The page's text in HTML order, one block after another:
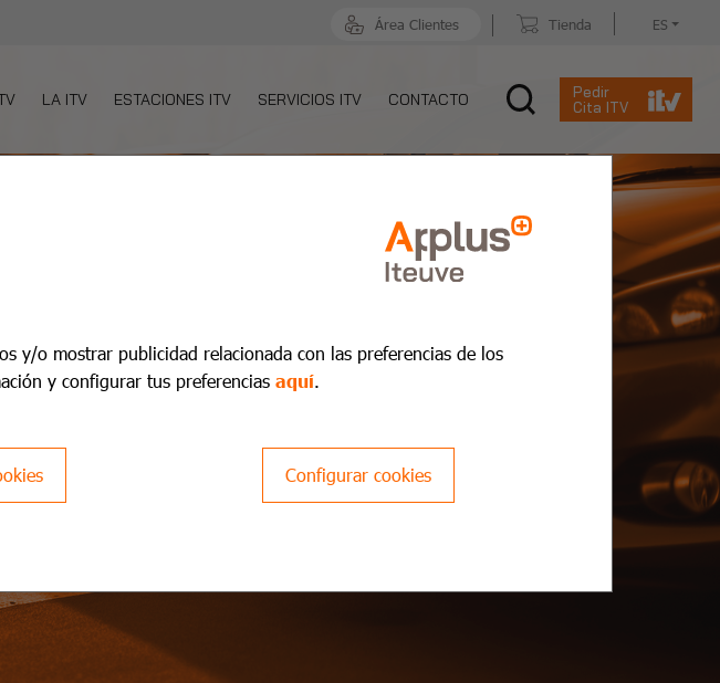
Área Clientes Tienda ES
LA ITV ESTACIONES ITV SERVICIOS ITV CONTACTO
Pedir
Cita ITV
y/o mostrar publicidad relacionada con las preferencias de los
y configurar tus preferencias aquí.
Configurar cookies